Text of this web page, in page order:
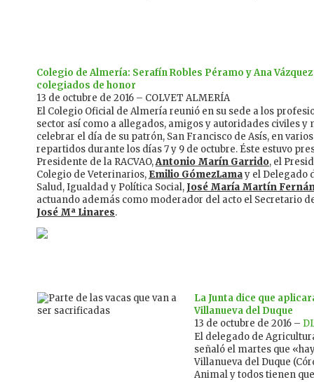
Colegio de Almería: Serafín Robles Péramo y Ana
colegiados de honor
13 de octubre de 2016 – COLVET ALMERÍA
El Colegio Oficial de Almería reunió en su sede a los
sector así como a allegados, amigos y autoridades civiles y
celebrar el día de su patrón, San Francisco de Asís, en
repartidos durante los días 7 y 9 de octubre. Éste estuvo
Presidente de la RACVAO,Antonio Marín Garrido, el
Colegio de Veterinarios, Emilio Gómez­Lamay el Delegado
Salud, Igualdad y Política Social, José María Martín
actuando además como moderador del acto el Secretario
José Mª Linares.
La Junta dice que
Villanueva del Duque
13 de octubre de 2016 –
El delegado de
señaló el martes que
Villanueva del Duque
Animal y todos tienen